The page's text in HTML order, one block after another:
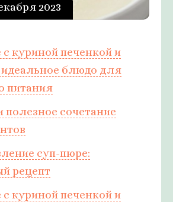
2023
куриной печенкой и
блюдо для
питания
полезное сочетание
суп-пюре:
рецепт
куриной печенкой и